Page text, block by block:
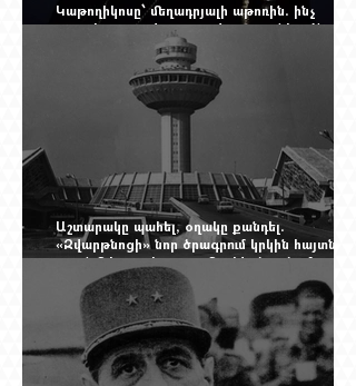
Կաթողիկոսը՝ մեղադրյալի աթոռին. ինչ
սպասել այսօրվա դատավարությունից: Yerevan
Online Mag.-ի մեծ ռեպորտաժը
Աշտարակը պահել, օղակը քանդել.
«Զվարթնոցի» նոր ծրագրում կրկին հայտնվել
տասնմեկ տարի առաջ մերժված լուծումը:
Yerevan Online Mag.-ի մեծ ռեպորտաժը